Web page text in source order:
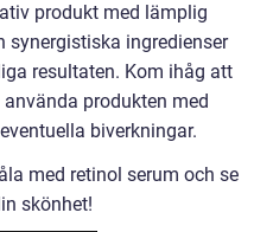
produkt med lämplig
synergistiska ingredienser
resultaten. Kom ihåg att
produkten med
biverkningar.
med retinol serum och se
skönhet!